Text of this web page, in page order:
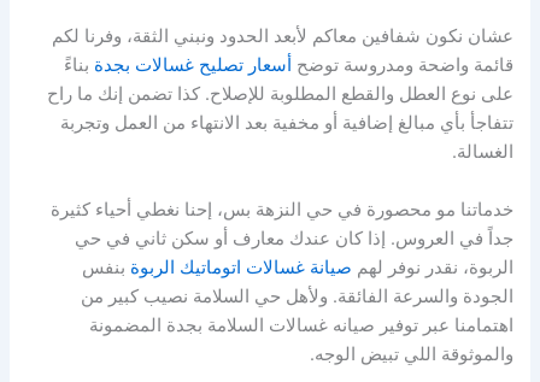
عشان نكون شفافين معاكم لأبعد الحدود ونبني الثقة، وفرنا لكم
قائمة واضحة ومدروسة توضح أسعار تصليح غسالات بجدة بناءً
على نوع العطل والقطع المطلوبة للإصلاح. كذا تضمن إنك ما راح
تتفاجأ بأي مبالغ إضافية أو مخفية بعد الانتهاء من العمل وتجربة
الغسالة.
خدماتنا مو محصورة في حي النزهة بس، إحنا نغطي أحياء كثيرة
جداً في العروس. إذا كان عندك معارف أو سكن ثاني في حي
الربوة، نقدر نوفر لهم صيانة غسالات اتوماتيك الربوة بنفس
الجودة والسرعة الفائقة. ولأهل حي السلامة نصيب كبير من
اهتمامنا عبر توفير صيانه غسالات السلامة بجدة المضمونة
والموثوقة اللي تبيض الوجه.